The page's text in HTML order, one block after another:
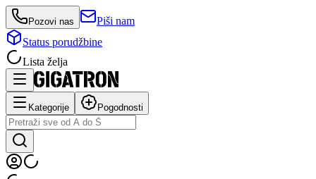
Pozovi nas
Piši nam
Status porudžbine
Lista želja
Kategorije Pogodnosti